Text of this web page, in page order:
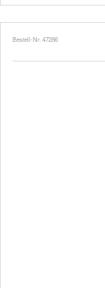
Bestell-Nr. 47286